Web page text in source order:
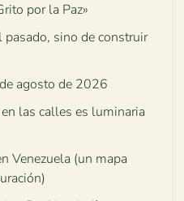
por la Paz»
pasado, sino de construir
agosto de 2026
las calles es luminaria
Venezuela (un mapa